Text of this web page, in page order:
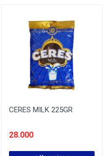
CERES MILK 225GR
28.000